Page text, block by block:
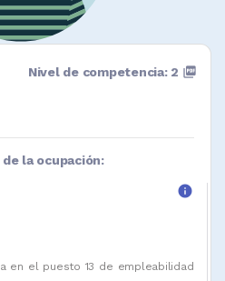
Nivel de competencia: 2 picture_as_pdf
la ocupación:
info
en el puesto 13 de empleabilidad